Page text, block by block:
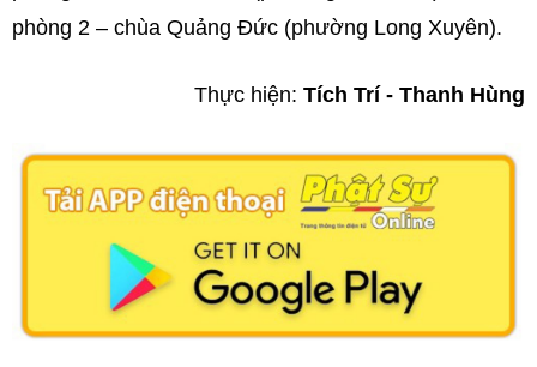
phòng 2 – chùa Quảng Đức (phường Long Xuyên).
Thực hiện: Tích Trí - Thanh Hùng